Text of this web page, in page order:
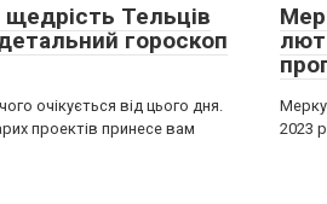
Тельців
гороскоп
очікується від цього дня.
проектів принесе вам
2023